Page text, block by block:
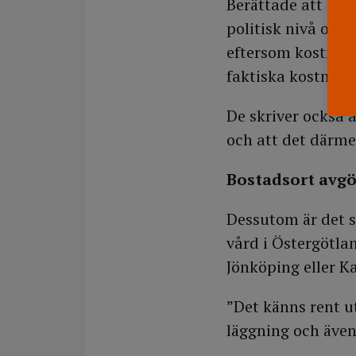
Berättade att
politisk nivå och
eftersom
faktiska
De skriver också
och att det
Bostadsort
Dessutom är det
vård i
Jönköping eller
”Det känns rent
läggning och